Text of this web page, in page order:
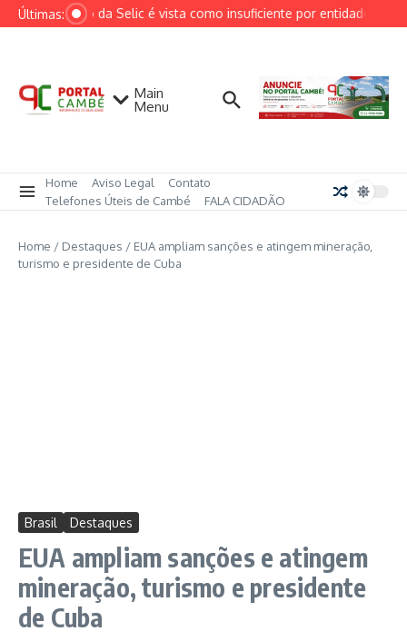
Ir para o conteúdo
Últimas:
Redução da Selic é vista como insuficiente por entidades do
Main
Menu
Home Aviso Legal
Contato
Telefones Úteis de Cambé
FALA CIDADÃO
Home / Destaques / EUA ampliam sanções e atingem mineração,
turismo e presidente de Cuba
Brasil Destaques
EUA ampliam sanções e atingem
mineração, turismo e presidente
de Cuba